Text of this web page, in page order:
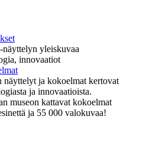
innovaatiot
näyttelyt ja kokoelmat kertovat
ja innovaatioista.
museon kattavat kokoelmat
ja 55 000 valokuvaa!